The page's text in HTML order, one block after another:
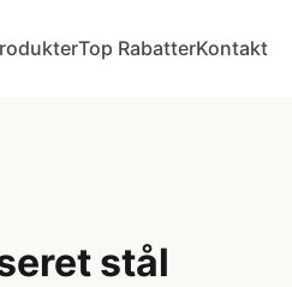
Top RabatterKontakt
stål